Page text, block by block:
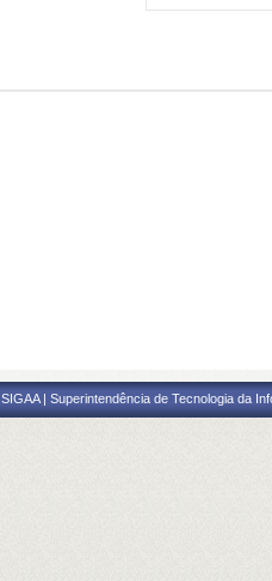
SIGAA | Superintendência de Tecnologia da